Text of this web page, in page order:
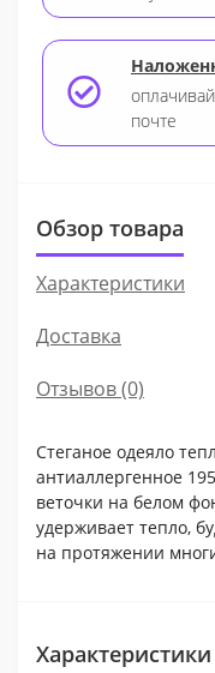
почте
Обзор товара
Характеристики
Доставка
Отзывов (0)
Стеганое одеяло
антиаллергенное
веточки на белом
удерживает тепло,
на протяжении
Характеристики